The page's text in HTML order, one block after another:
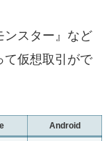
ンスター』など
て仮想取引がで
Android